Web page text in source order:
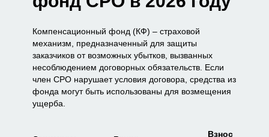
Компенсационный фонд (КФ) – страховой
механизм, предназначенный для защиты
заказчиков от возможных убытков, вызванных
несоблюдением договорных обязательств. Если
член СРО нарушает условия договора, средства из
фонда могут быть использованы для возмещения
ущерба.
Взнос